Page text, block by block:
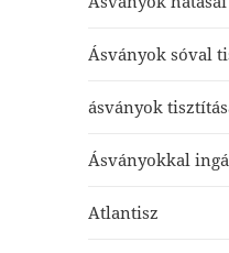
Ásványok sóval
ásványok
Ásványokkal
Atlantisz